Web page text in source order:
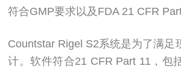
符合GMP要求以及FDA 21 CFR
Countstar Rigel S2系统是为了满足
计。软件符合21 CFR Part 11，包